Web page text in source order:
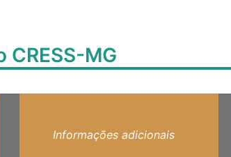
CRESS-MG
Informações adicionais